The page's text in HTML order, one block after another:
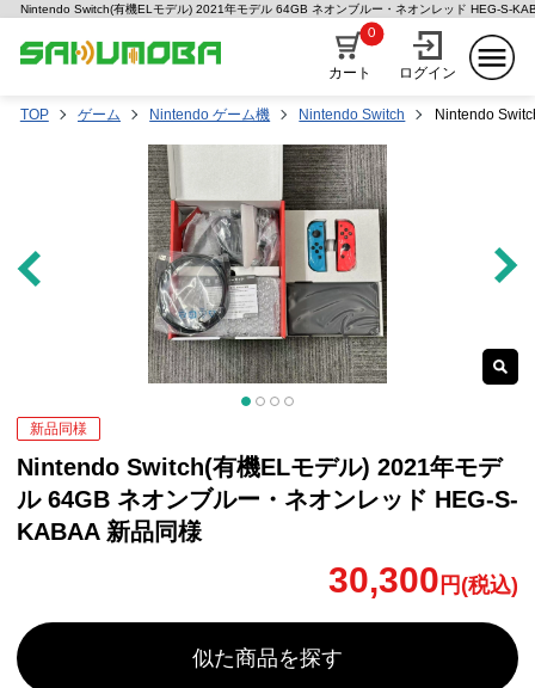
Nintendo Switch(有機ELモデル) 2021年モデル 64GB ネオンブルー・ネオンレッド HEG-S-
カート
0
ログイン
TOP ゲーム Nintendo ゲーム機 Nintendo Switch Nintendo
新品同様
Nintendo Switch(有機ELモデル) 2021年モデ
ル 64GB ネオンブルー・ネオンレッド HEG-S-
KABAA 新品同様
30,300 円(税込)
似た商品を探す